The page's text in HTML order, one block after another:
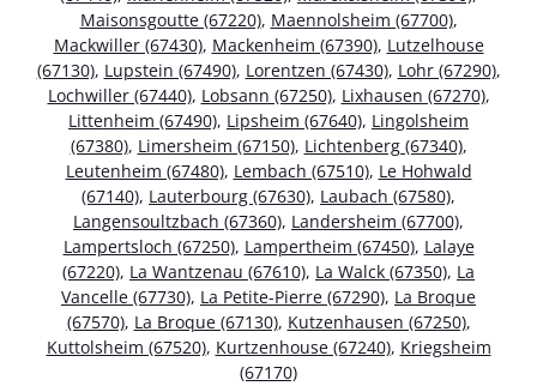
Maisonsgoutte (67220), Maennolsheim (67700),
Mackwiller (67430), Mackenheim (67390), Lutzelhouse
(67130), Lupstein (67490), Lorentzen (67430), Lohr (67290),
Lochwiller (67440), Lobsann (67250), Lixhausen (67270),
Littenheim (67490), Lipsheim (67640), Lingolsheim
(67380), Limersheim (67150), Lichtenberg (67340),
Leutenheim (67480), Lembach (67510), Le Hohwald
(67140), Lauterbourg (67630), Laubach (67580),
Langensoultzbach (67360), Landersheim (67700),
Lampertsloch (67250), Lampertheim (67450), Lalaye
(67220), La Wantzenau (67610), La Walck (67350), La
Vancelle (67730), La Petite-Pierre (67290), La Broque
(67570), La Broque (67130), Kutzenhausen (67250),
Kuttolsheim (67520), Kurtzenhouse (67240), Kriegsheim
(67170)